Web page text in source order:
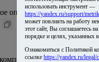
описание на email
использовать инструмент —
https://yandex.ru/support/
может повлиять на работу
этот сайт, Вы соглашаетесь
порядке и целях, указанных
Ознакомиться с Политикой
ссылкеhttps://yandex.ru/legal/